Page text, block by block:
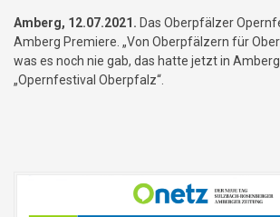
Amberg, 12.07.2021. Das Oberpfälzer
Amberg Premiere. „Von Oberpfälzern für
was es noch nie gab, das hatte jetzt in
„Opernfestival Oberpfalz“.